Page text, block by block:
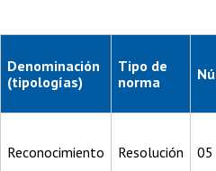
Denominación
(tipologías)
Tipo de
norma
Reconocimiento Resolución 05